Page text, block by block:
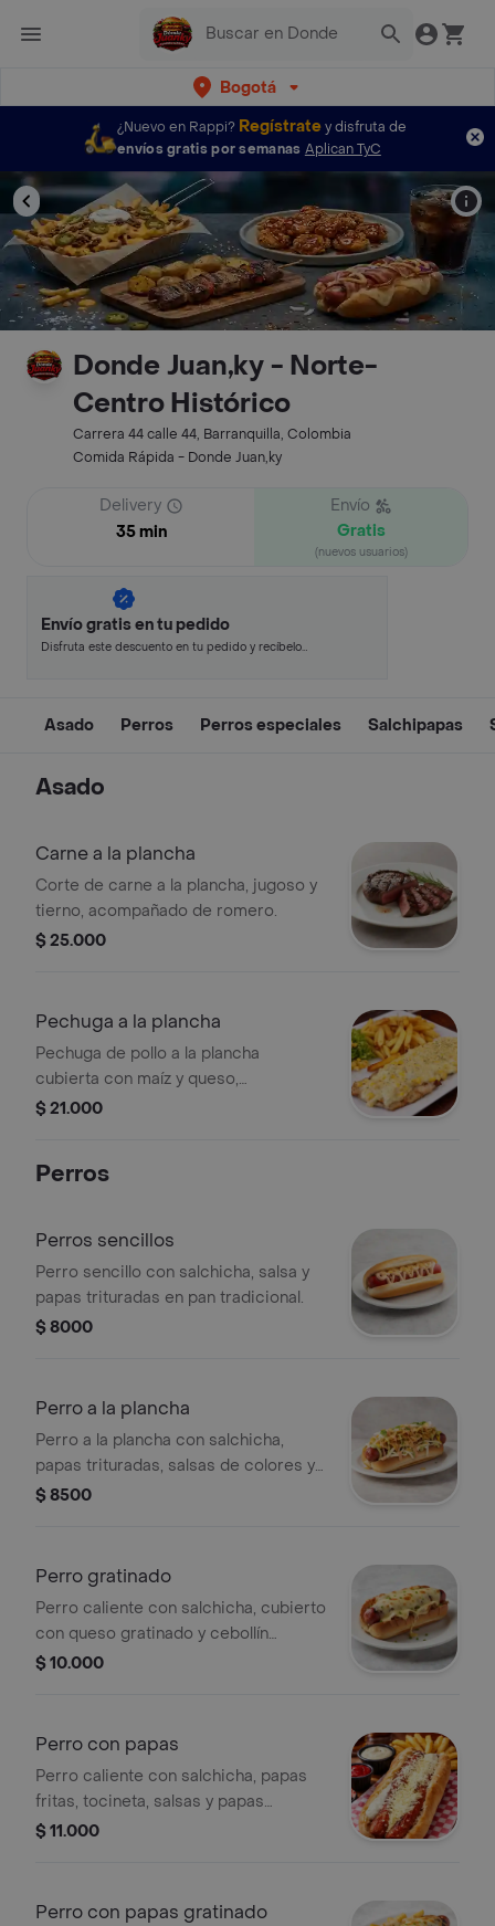
Bogotá
¿Nuevo en Rappi? Regístratey disfruta de
envíos gratis por semanas Aplican TyC
Donde Juan,ky - Norte-
Centro Histórico
Carrera 44 calle 44, Barranquilla, Colombia
Comida Rápida - Donde Juan,ky
Delivery
35 min
Envío
Gratis
(nuevos usuarios)
Envío gratis en tu pedido
Disfruta este descuento en tu pedido y recíbelo
Asado Perros Perros especiales Salchipapas
Asado
Carne a la plancha
Corte de carne a la plancha, jugoso y
tierno, acompañado de romero.
$ 25.000
Pechuga a la plancha
Pechuga de pollo a la plancha
cubierta con maíz y queso,
acompañada de papas fritas y
$ 21.000
Perros
Perros sencillos
Perro sencillo con salchicha, salsa y
papas trituradas en pan tradicional.
$ 8000
Perro a la plancha
Perro a la plancha con salchicha,
papas trituradas, salsas de colores y
cebolla. Servido en pan suave.
$ 8500
Perro gratinado
Perro caliente con salchicha, cubierto
con queso gratinado y cebollín
picado.
$ 10.000
Perro con papas
Perro caliente con salchicha, papas
fritas, tocineta, salsas y papas
trituradas.
$ 11.000
Perro con papas gratinado